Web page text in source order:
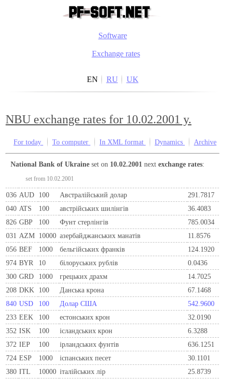
Software
Exchange rates
EN RU UK
NBU exchange rates for 10.02.2001 y.
For today To computer In XML format Dynamics Archive
National Bank of Ukraine set on 10.02.2001 nextexchange rates:
set from 10.02.2001
036 AUD 100 Австралійський долар
291.7817
040 ATS 100 австрiйських шилiнгiв
36.4083
826 GBP 100 Фунт стерлінгів
785.0034
031 AZM 10000 азербайджанських манатів
11.8576
056 BEF 1000 бельгiйських франкiв
124.1920
974 BYR 10 білоруських рублів
0.0436
300 GRD 1000 грецьких драхм
14.7025
208 DKK 100 Данська крона
67.1468
840 USD 100 Долар США
542.9600
233 EEK 100 естонських крон
32.0190
352 ISK 100 ісландських крон
6.3288
372 IEP 100 iрландських фунтiв
636.1251
724 ESP 1000 iспанських песет
30.1101
380 ITL 10000 iталiйських лiр
25.8739